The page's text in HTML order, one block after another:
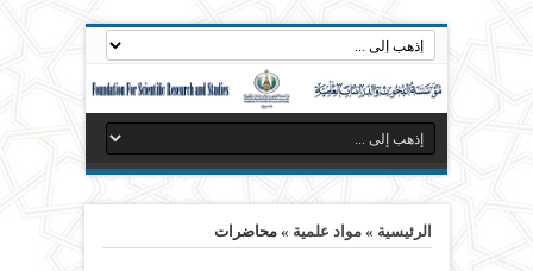
الرئيسية »مواد علمية »محاضرات